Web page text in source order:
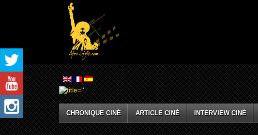
CHRONIQUE CINÉ ARTICLE CINÉ INTERVIEW CINÉ